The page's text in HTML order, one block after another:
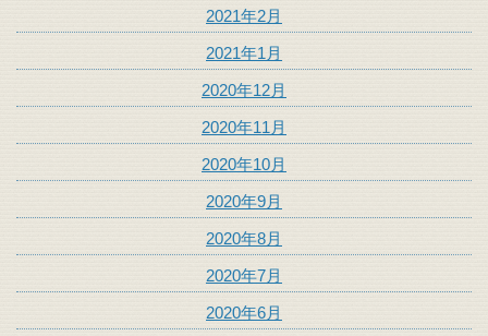
2021年2月
2021年1月
2020年12月
2020年11月
2020年10月
2020年9月
2020年8月
2020年7月
2020年6月